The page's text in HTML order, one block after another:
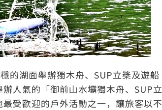
的湖面舉辦獨木舟、SUP立槳及遊船
人氣的「御前山水壩獨木舟、SUP立
受歡迎的戶外活動之一，讓旅客以不